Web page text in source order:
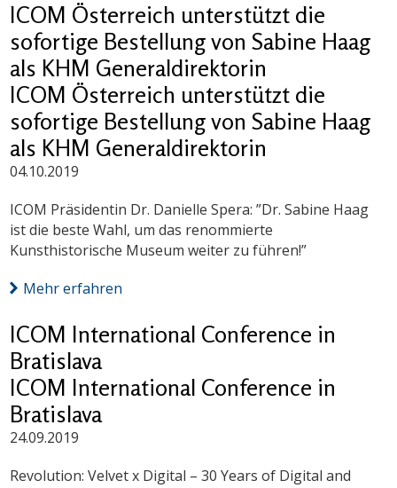
ICOM Österreich unterstützt die
sofortige Bestellung von Sabine Haag
als KHM Generaldirektorin
ICOM Österreich unterstützt die
sofortige Bestellung von Sabine Haag
als KHM Generaldirektorin
04.10.2019
ICOM Präsidentin Dr. Danielle Spera: ”Dr. Sabine Haag
ist die beste Wahl, um das renommierte
Kunsthistorische Museum weiter zu führen!”
Mehr erfahren
ICOM International Conference in
Bratislava
ICOM International Conference in
Bratislava
24.09.2019
Revolution: Velvet x Digital – 30 Years of Digital and